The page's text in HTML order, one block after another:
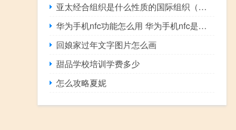
亚太经合组织是什么性质的国际组织（亚太经合组织的性质）
华为手机nfc功能怎么用 华为手机nfc是什么意思
回娘家过年文字图片怎么画
甜品学校培训学费多少
怎么攻略夏妮